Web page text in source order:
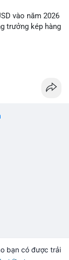
bạn có được trải
án lớn (BTC,
về quy định.
vào năm 2026
trưởng kép hàng
minh.
bắt cơ hội